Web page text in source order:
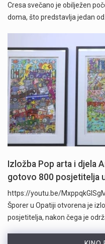
Cresa svečano je obilježen
doma, što predstavlja jedan od…
Izložba Pop arta i djela
gotovo 800 posjetitelja
https://youtu.be/
Šporer u Opatiji otvorena je
posjetitelja, nakon čega je